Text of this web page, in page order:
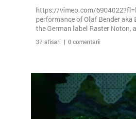
https://vimeo.com/
performance of Olaf Bender aka
the German label Raster Noton,
37 afisari | 0 comentarii